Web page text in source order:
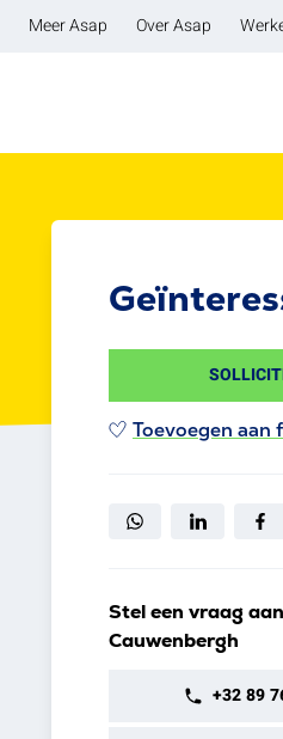
Meer Asap Over Asap
Toevoegen aan
Stel een vraag
Cauwenbergh
+32 89